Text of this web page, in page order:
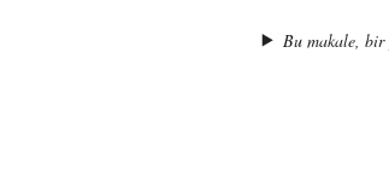
Bu makale, bir